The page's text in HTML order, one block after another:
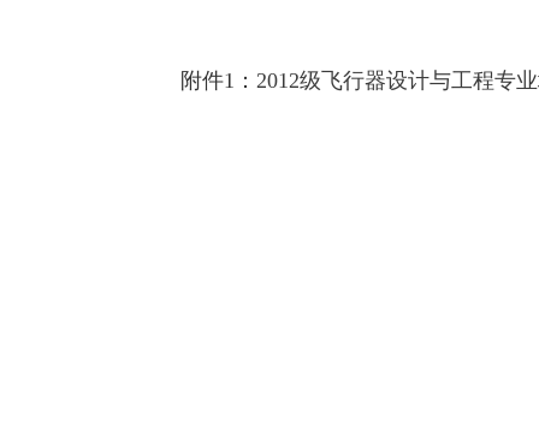
附件1： 2012级飞行器设计与工程专